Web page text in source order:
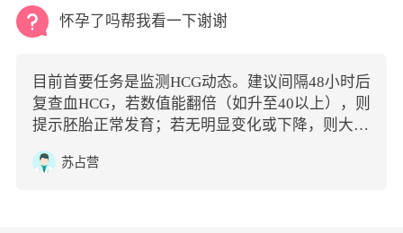
怀孕了吗帮我看一下谢谢
目前首要任务是监测HCG动态。建议间隔48小时后
复查血HCG，若数值能翻倍（如升至40以上），则
提示胚胎正常发育；若无明显变化或下降，则大概
率是药物代谢完毕。
苏占营